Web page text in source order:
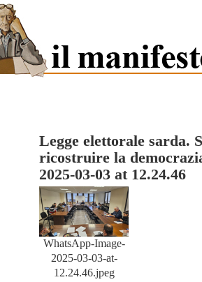
Legge elettorale sarda.
ricostruire la
2025-03-03 at 12.24.46
WhatsApp-Image-
2025-03-03-at-
12.24.46.jpeg